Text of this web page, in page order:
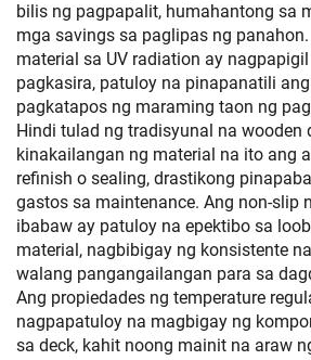
bilis ng pagpapalit, humahantong sa
mga savings sa paglipas ng
material sa UV radiation ay
pagkasira, patuloy na pinapanatili
pagkatapos ng maraming taon ng
Hindi tulad ng tradisyunal na wooden
kinakailangan ng material na ito ang
refinish o sealing, drastikong
gastos sa maintenance. Ang non-slip
ibabaw ay patuloy na epektibo sa
material, nagbibigay ng konsistente
walang pangangailangan para sa
Ang propiedades ng temperature
nagpapatuloy na magbigay ng
sa deck, kahit noong mainit na araw